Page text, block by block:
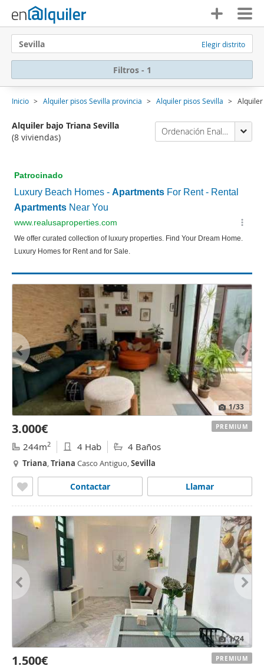
Sevilla Elegir distrito
Filtros - 1
Inicio Alquiler pisos Sevilla provincia Alquiler pisos Sevilla Alquiler
Alquiler bajo Triana Sevilla
(8 viviendas)
Ordenación Enalquiler
1/33
3.000€
244m2 4 Hab 4 Baños
Triana,Triana Casco Antiguo,Sevilla
Llamar
Contactar
PREMIUM
1/24
1.500€ PREMIUM